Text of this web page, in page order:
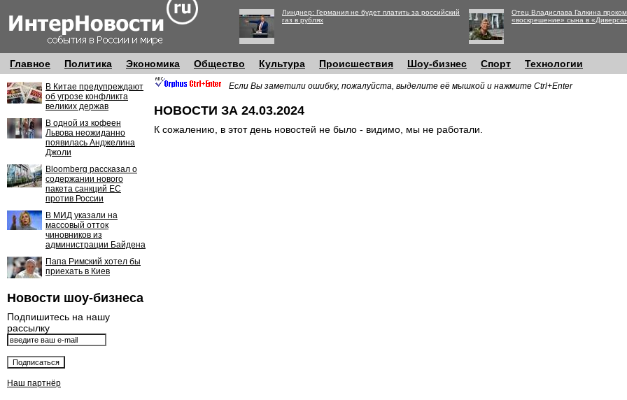
Линднер: Германия не будет платить за российский
газ в рублях
Отец Владислава Галкина
«воскрешение» сына в
Главное Политика Экономика Общество Культура Происшествия Шоу-бизнес Спорт Технологии
В Китае предупреждают
об угрозе конфликта
великих держав
В одной из кофеен
Львова неожиданно
появилась Анджелина
Джоли
Bloomberg рассказал о
содержании нового
пакета санкций ЕС
против России
В МИД указали на
массовый отток
чиновников из
администрации Байдена
Папа Римский хотел бы
приехать в Киев
Новости шоу-бизнеса
Подпишитесь на нашу
рассылку
Наш партнёр
Если Вы заметили ошибку, пожалуйста, выделите её мышкой и нажмите Ctrl+Enter
НОВОСТИ ЗА 24.03.2024
К сожалению, в этот день новостей не было - видимо, мы не работали.